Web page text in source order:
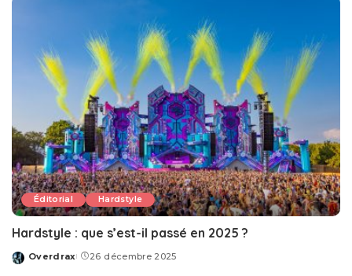
Éditorial Hardstyle
Hardstyle : que s’est-il passé en 2025 ?
Posted
Overdrax 26 décembre 2025